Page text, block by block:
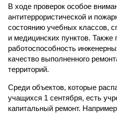
В ходе проверок особое
антитеррористической и
состоянию учебных классов,
и медицинских пунктов. Также
работоспособность
качество выполненного
территорий.
Среди объектов, которые
учащихся 1 сентября, есть
капитальный ремонт.